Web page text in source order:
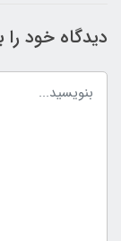
دیدگاه خود را